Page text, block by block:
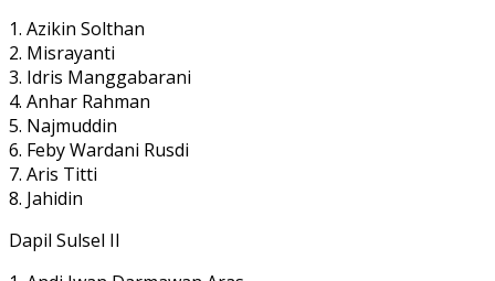
1. Azikin Solthan
2. Misrayanti
3. Idris Manggabarani
4. Anhar Rahman
5. Najmuddin
6. Feby Wardani Rusdi
7. Aris Titti
8. Jahidin
Dapil Sulsel II